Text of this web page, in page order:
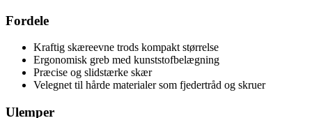
Fordele
Kraftig skæreevne trods kompakt størrelse
Ergonomisk greb med kunststofbelægning
Præcise og slidstærke skær
Velegnet til hårde materialer som fjedertråd og skruer
Ulemper